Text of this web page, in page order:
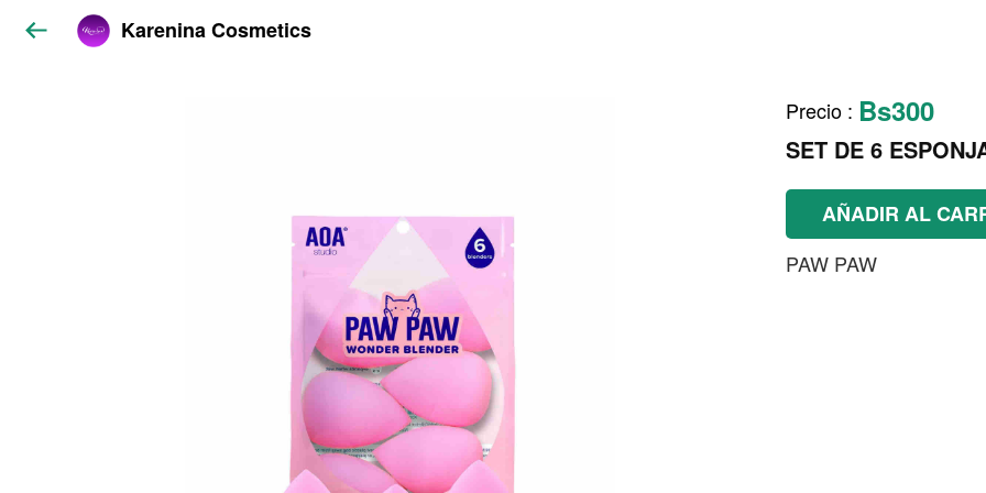
Karenina Cosmetics
Precio : Bs300
SET DE 6
AÑADIR AL
PAW PAW